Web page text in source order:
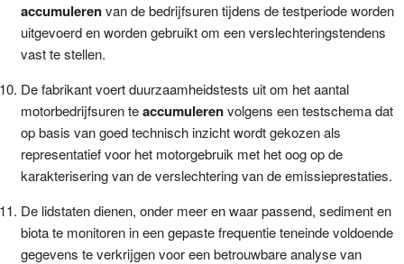
accumulerenvan de bedrijfsuren tijdens de testperiode worden
uitgevoerd en worden gebruikt om een verslechteringstendens
vast te stellen.
De fabrikant voert duurzaamheidstests uit om het aantal
motorbedrijfsuren teaccumulerenvolgens een testschema dat
op basis van goed technisch inzicht wordt gekozen als
representatief voor het motorgebruik met het oog op de
karakterisering van de verslechtering van de emissieprestaties.
De lidstaten dienen, onder meer en waar passend, sediment en
biota te monitoren in een gepaste frequentie teneinde voldoende
gegevens te verkrijgen voor een betrouwbare analyse van